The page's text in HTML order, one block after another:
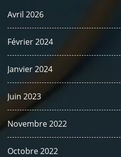
Avril 2026
Février 2024
Janvier 2024
Juin 2023
Novembre 2022
Octobre 2022